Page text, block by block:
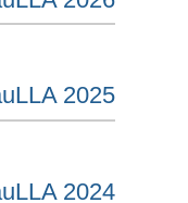
2025
2024